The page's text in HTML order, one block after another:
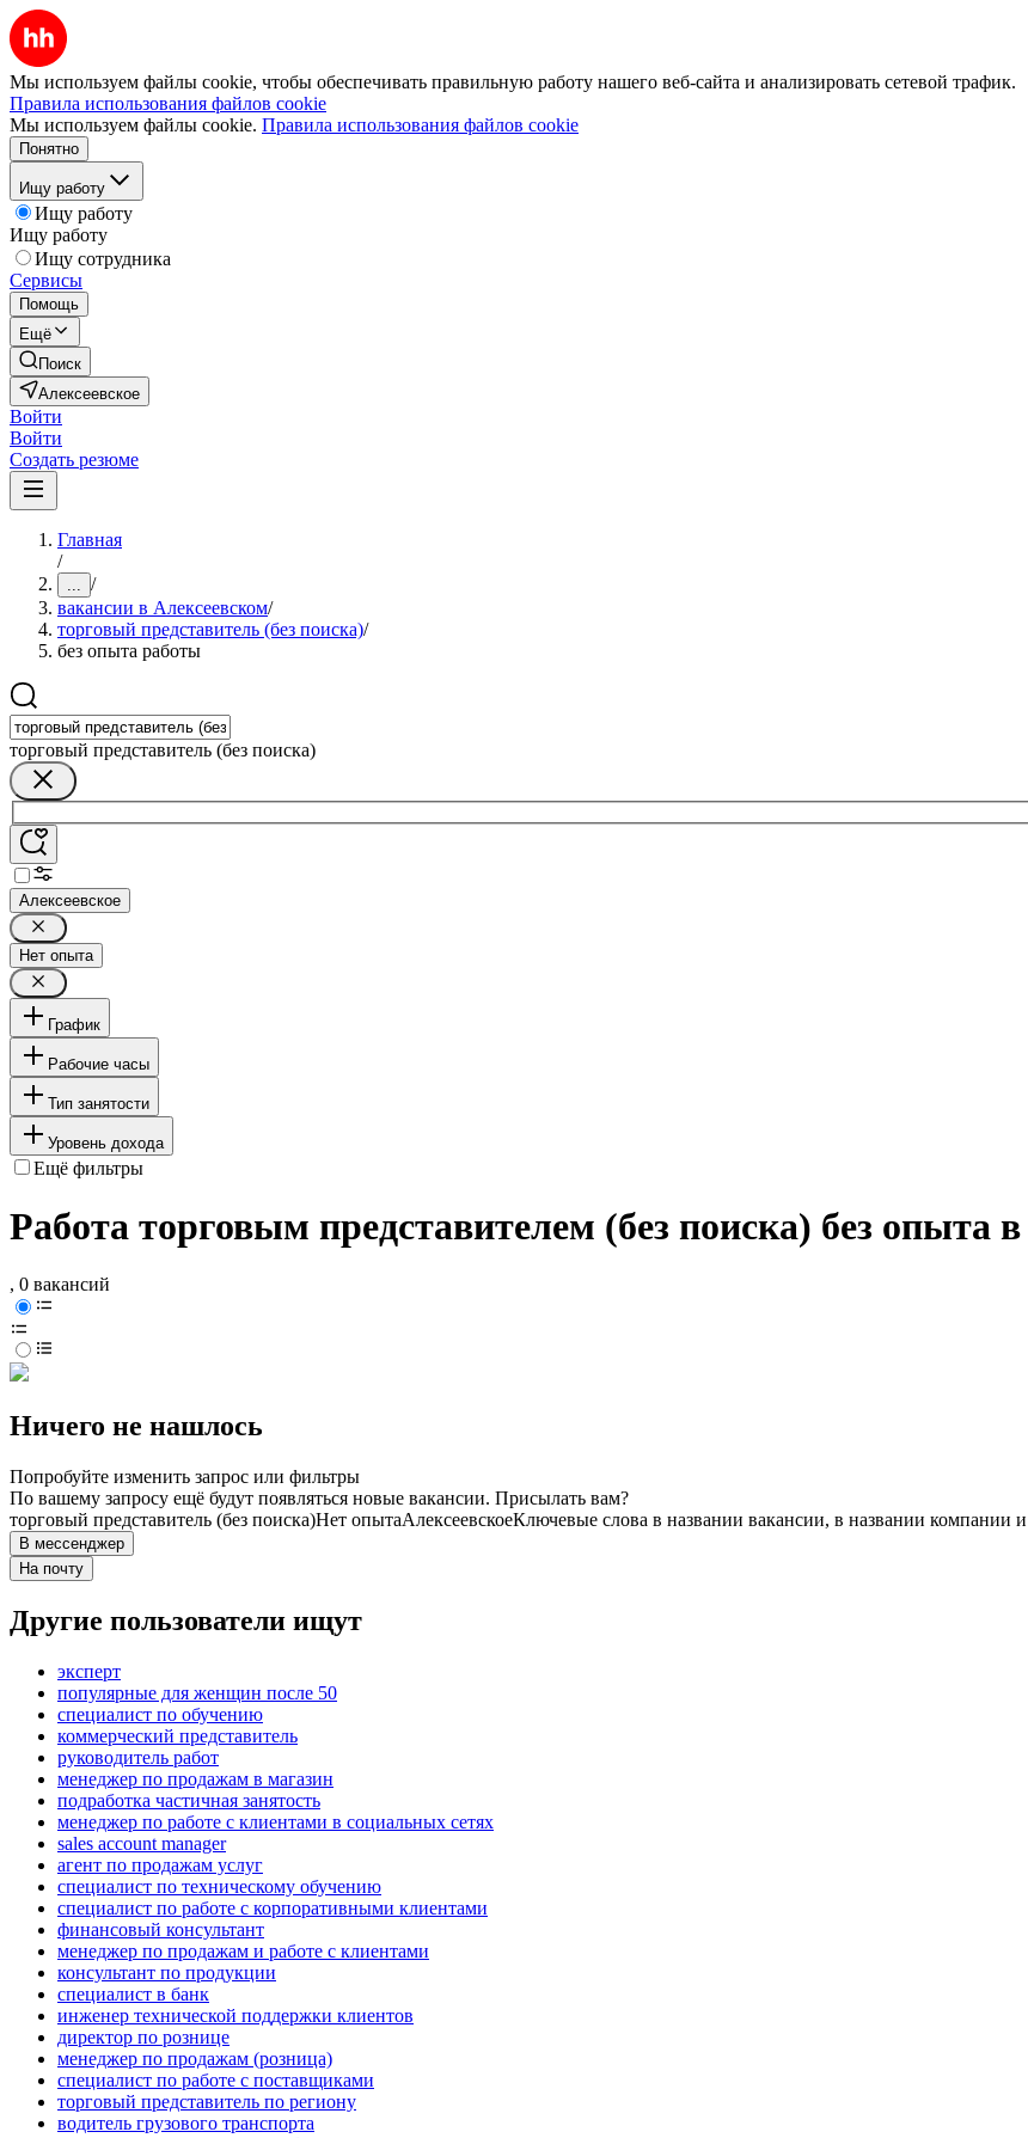
Мы используем файлы cookie, чтобы обеспечивать правильную работу нашего веб-сайта и анализировать сетевой трафик.
Правила использования файлов cookie
Мы используем файлы cookie. Правила использования файлов cookie
Понятно
Ищу работу
Ищу работу
Ищу работу
Ищу сотрудника
Сервисы
Помощь
Ещё
Поиск
Алексеевское
Войти
Войти
Создать резюме
Главная
/
... /
вакансии в Алексеевском/
торговый представитель (без поиска)/
без опыта работы
торговый представитель (без поиска)
Алексеевское
Нет опыта
График
Рабочие часы
Тип занятости
Уровень дохода
Ещё фильтры
Работа торговым представителем (без поиска) без опыта
, 0 вакансий
Ничего не нашлось
Попробуйте изменить запрос или фильтры
По вашему запросу ещё будут появляться новые вакансии. Присылать вам?
торговый представитель (без поиска)Нет опытаАлексеевскоеКлючевые слова в названии вакансии, в названии компании
В мессенджер
На почту
Другие пользователи ищут
эксперт
популярные для женщин после 50
специалист по обучению
коммерческий представитель
руководитель работ
менеджер по продажам в магазин
подработка частичная занятость
менеджер по работе с клиентами в социальных сетях
sales account manager
агент по продажам услуг
специалист по техническому обучению
специалист по работе с корпоративными клиентами
финансовый консультант
менеджер по продажам и работе с клиентами
консультант по продукции
специалист в банк
инженер технической поддержки клиентов
директор по рознице
менеджер по продажам (розница)
специалист по работе с поставщиками
торговый представитель по региону
водитель грузового транспорта